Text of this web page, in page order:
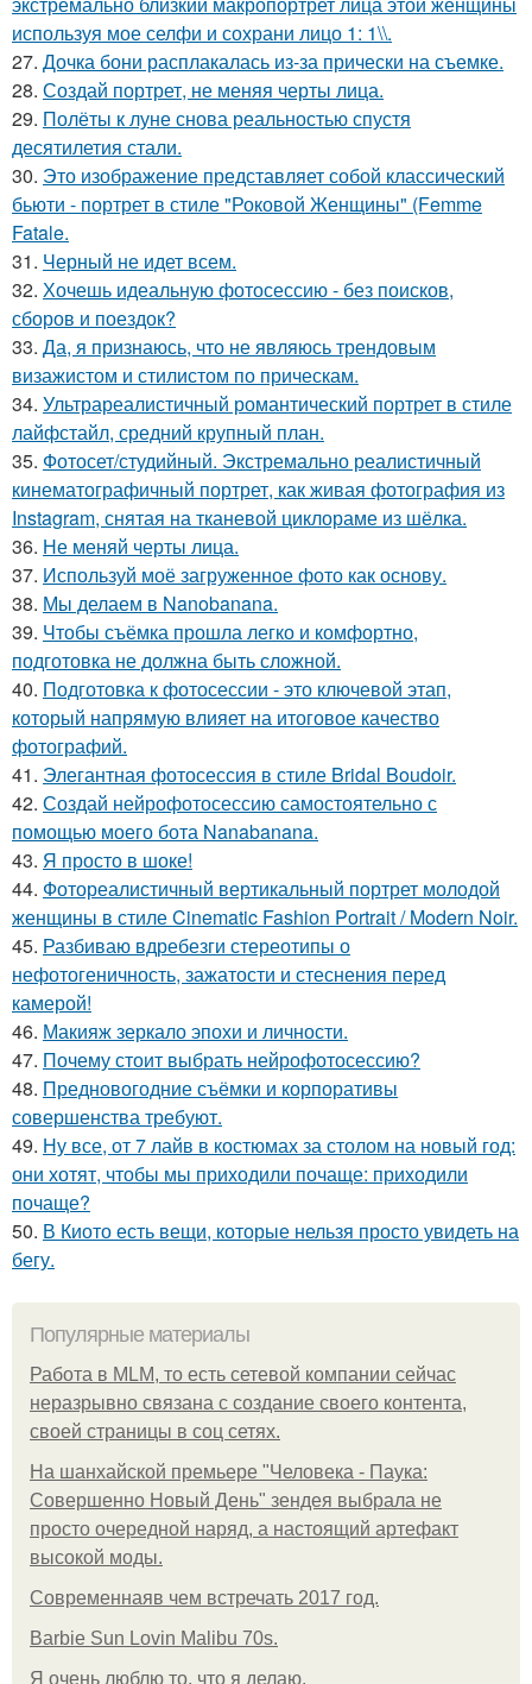
используя мое селфи и сохрани лицо 1: 1\\.
27. Дочка бони расплакалась из-за прически на съемке.
28. Создай портрет, не меняя черты лица.
29. Полёты к луне снова реальностью спустя
десятилетия стали.
30. Это изображение представляет собой классический
бьюти - портрет в стиле "Роковой Женщины" (Femme
Fatale.
31. Черный не идет всем.
32. Хочешь идеальную фотосессию - без поисков,
сборов и поездок?
33. Да, я признаюсь, что не являюсь трендовым
визажистом и стилистом по прическам.
34. Ультрареалистичный романтический портрет в стиле
лайфстайл, средний крупный план.
35. Фотосет/студийный. Экстремально реалистичный
кинематографичный портрет, как живая фотография из
Instagram, снятая на тканевой циклораме из шёлка.
36. Не меняй черты лица.
37. Используй моё загруженное фото как основу.
38. Мы делаем в Nanobanana.
39. Чтобы съёмка прошла легко и комфортно,
подготовка не должна быть сложной.
40. Подготовка к фотосессии - это ключевой этап,
который напрямую влияет на итоговое качество
фотографий.
41. Элегантная фотосессия в стиле Bridal Boudoir.
42. Создай нейрофотосессию самостоятельно с
помощью моего бота Nanabanana.
43. Я просто в шоке!
44. Фотореалистичный вертикальный портрет молодой
женщины в стиле Cinematic Fashion Portrait / Modern Noir.
45. Разбиваю вдребезги стереотипы о
нефотогеничность, зажатости и стеснения перед
камерой!
46. Макияж зеркало эпохи и личности.
47. Почему стоит выбрать нейрофотосессию?
48. Предновогодние съёмки и корпоративы
совершенства требуют.
49. Ну все, от 7 лайв в костюмах за столом на новый год:
они хотят, чтобы мы приходили почаще: приходили
почаще?
50. В Киото есть вещи, которые нельзя просто увидеть на
бегу.
Популярные материалы
Работа в MLM, то есть сетевой компании сейчас
неразрывно связана с создание своего контента,
своей страницы в соц сетях.
На шанхайской премьере "Человека - Паука:
Совершенно Новый День" зендея выбрала не
просто очередной наряд, а настоящий артефакт
высокой моды.
Современнаяв чем встречать 2017 год.
Barbie Sun Lovin Malibu 70s.
Я очень люблю то, что я делаю.